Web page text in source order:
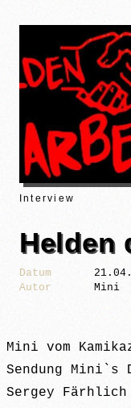
Interview
Helden
Datum
Autor
Mini
Mini vom
Sendung Mini`s
Sergey